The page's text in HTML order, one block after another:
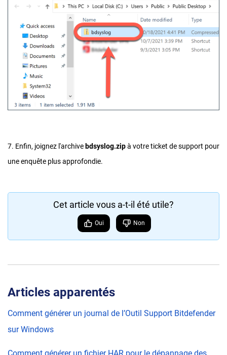
7. Enfin, joignez l'archive bdsyslog.zipà votre ticket de support pour
une enquête plus approfondie.
Cet article vous a-t-il été utile?
Oui Non
Articles apparentés
Comment générer un journal de l’Outil Support Bitdefender
sur Windows